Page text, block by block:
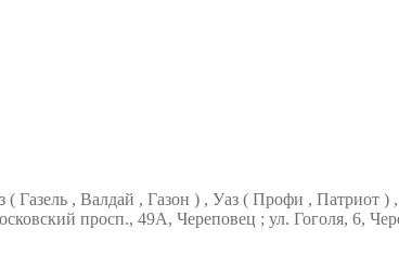
Газель , Валдай , Газон ) , Уаз ( Профи ,
просп., 49А, Череповец ; ул. Гоголя, 6,